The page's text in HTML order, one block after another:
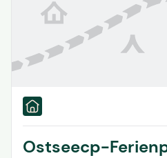
Ostseecp-